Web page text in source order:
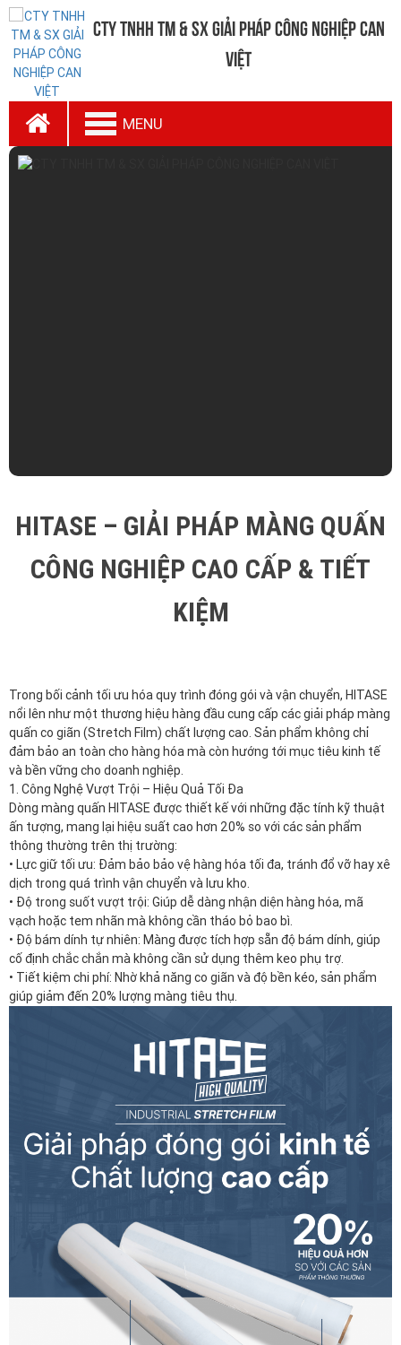
CTy TNHH TM & SX Giải Pháp Công Nghiệp Can
Việt
MENU
KIỆM
Trong bối cảnh tối ưu hóa quy trình đóng gói và vận chuyển, HITASE
nổi lên như một thương hiệu hàng đầu cung cấp các giải pháp màng
quấn co giãn (Stretch Film) chất lượng cao. Sản phẩm không chỉ
đảm bảo an toàn cho hàng hóa mà còn hướng tới mục tiêu kinh tế
ấn tượng, mang lại hiệu suất cao hơn 20% so với các sản phẩm
thông thường trên thị trường:
• Lực giữ tối ưu: Đảm bảo bảo vệ hàng hóa tối đa, tránh đổ vỡ hay xê
dịch trong quá trình vận chuyển và lưu kho.
• Độ trong suốt vượt trội: Giúp dễ dàng nhận diện hàng hóa, mã
vạch hoặc tem nhãn mà không cần tháo bỏ bao bì.
• Độ bám dính tự nhiên: Màng được tích hợp sẵn độ bám dính, giúp
cố định chắc chắn mà không cần sử dụng thêm keo phụ trợ.
• Tiết kiệm chi phí: Nhờ khả năng co giãn và độ bền kéo, sản phẩm
giúp giảm đến 20% lượng màng tiêu thụ.